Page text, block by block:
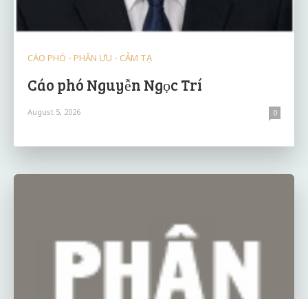
CÁO PHÓ - PHÂN ƯU - CẢM TẠ
Cáo phó Nguyễn Ngọc Trí
August 5, 2026 0